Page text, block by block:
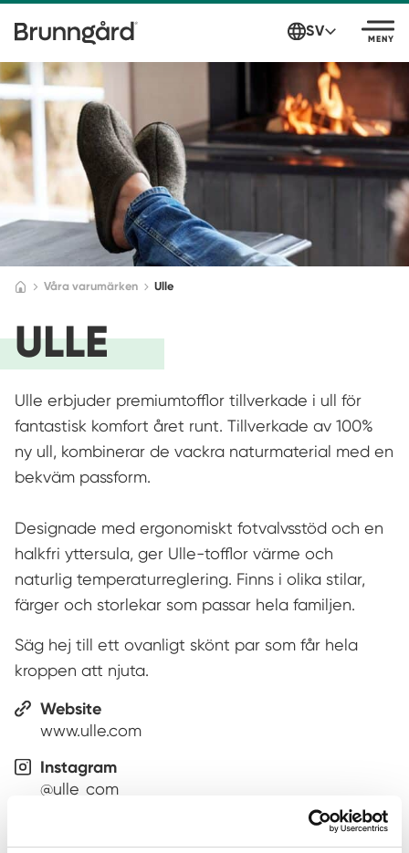
SV MENY
Våra varumärken Ulle
ULLE
Ulle erbjuder premiumtofflor tillverkade i ull för
fantastisk komfort året runt. Tillverkade av 100%
ny ull, kombinerar de vackra naturmaterial med en
bekväm passform.
Designade med ergonomiskt fotvalvsstöd och en
halkfri yttersula, ger Ulle-tofflor värme och
naturlig temperaturreglering. Finns i olika stilar,
färger och storlekar som passar hela familjen.
Säg hej till ett ovanligt skönt par som får hela
kroppen att njuta.
Website
www.ulle.com
Instagram
@ulle_com